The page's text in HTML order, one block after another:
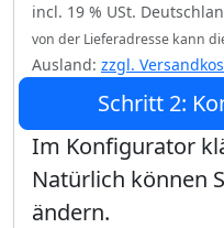
incl. 19 % USt.
von der Lieferadresse kann
Ausland: zzgl.
Schritt 2:
Im Konfigurator
Natürlich können
ändern.